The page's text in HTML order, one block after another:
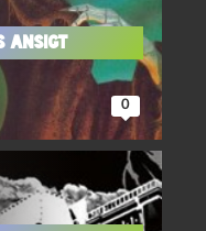
Ansigt
0